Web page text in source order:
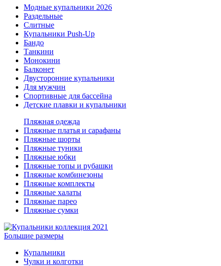
Модные купальники 2026
Раздельные
Слитные
Купальники Push-Up
Бандо
Танкини
Монокини
Балконет
Двусторонние купальники
Для мужчин
Спортивные для бассейна
Детские плавки и купальники
Пляжная одежда
Пляжные платья и сарафаны
Пляжные шорты
Пляжные туники
Пляжные юбки
Пляжные топы и рубашки
Пляжные комбинезоны
Пляжные комплекты
Пляжные халаты
Пляжные парео
Пляжные сумки
Большие размеры
Купальники
Чулки и колготки